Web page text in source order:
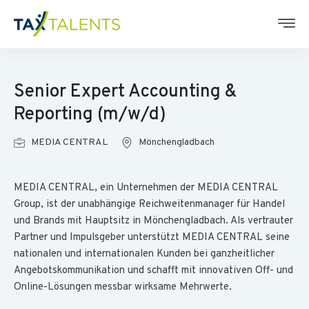
Senior Expert Accounting &
Reporting (m/w/d)
MEDIA CENTRAL Mönchengladbach
MEDIA CENTRAL, ein Unternehmen der MEDIA CENTRAL
Group, ist der unabhängige Reichweitenmanager für Handel
und Brands mit Hauptsitz in Mönchengladbach. Als vertrauter
Partner und Impulsgeber unterstützt MEDIA CENTRAL seine
nationalen und internationalen Kunden bei ganzheitlicher
Angebotskommunikation und schafft mit innovativen Off- und
Online-Lösungen messbar wirksame Mehrwerte.